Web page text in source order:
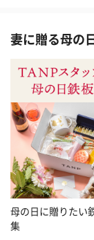
妻に贈る母の
母の日に贈りたい
集